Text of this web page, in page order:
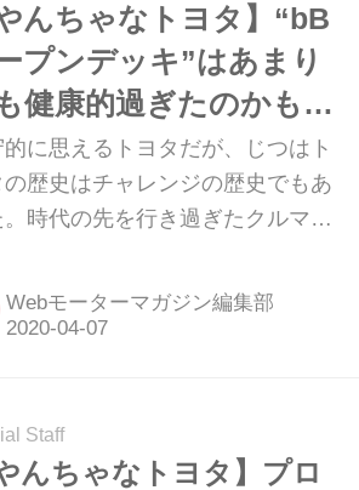
やんちゃなトヨタ】“bB
プンデッキ”はあまり
健康的過ぎたのかも知
い!?（その13）
に思えるトヨタだが、じつはト
の歴史はチャレンジの歴史でもあ
。時代の先を行き過ぎたクルマか
体どうした？ と首をかしげたく
クルマまで、トヨタのチャレンジ
て俯瞰してみる。最終回となる
Webモーターマガジン編集部
Staff
んちゃなトヨタ】プロ